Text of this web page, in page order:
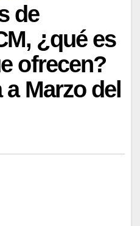
de
¿qué es
ofrecen?
Marzo del